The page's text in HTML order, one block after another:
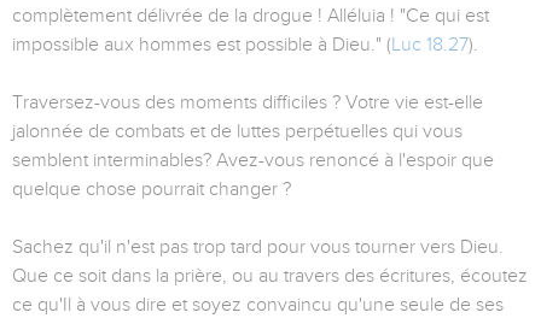
complètement délivrée de la drogue ! Alléluia ! "Ce qui est
impossible aux hommes est possible à Dieu." (Luc 18.27).
Traversez-vous des moments difficiles ? Votre vie est-elle
jalonnée de combats et de luttes perpétuelles qui vous
semblent interminables? Avez-vous renoncé à l'espoir que
quelque chose pourrait changer ?
Sachez qu'il n'est pas trop tard pour vous tourner vers Dieu.
Que ce soit dans la prière, ou au travers des écritures, écoutez
ce qu'Il à vous dire et soyez convaincu qu'une seule de ses